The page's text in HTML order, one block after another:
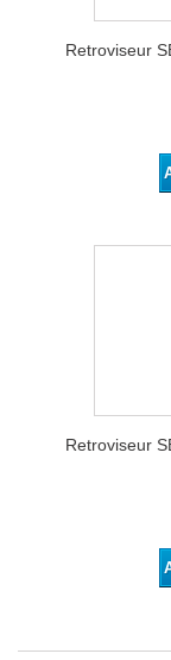
Retroviseur
Retroviseur